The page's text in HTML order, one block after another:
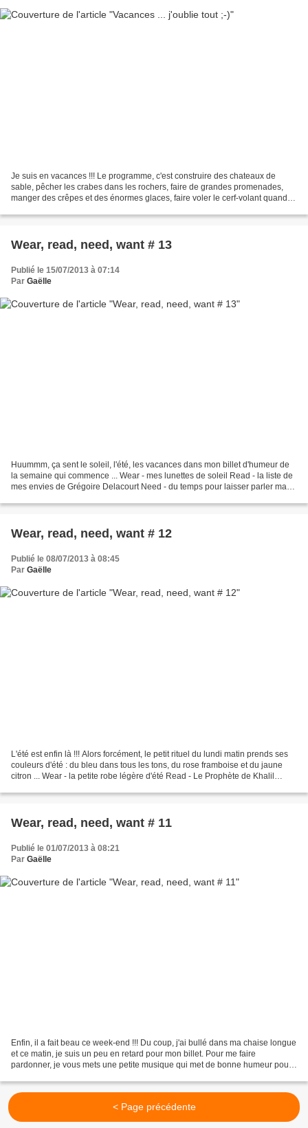
Je suis en vacances !!! Le programme, c'est construire des chateaux de
sable, pêcher les crabes dans les rochers, faire de grandes promenades,
manger des crêpes et des énormes glaces, faire voler le cerf-volant quand il
Wear, read, need, want # 13
Publié le 15/07/2013 à 07:14
Par Gaëlle
Huummm, ça sent le soleil, l'été, les vacances dans mon billet d'humeur de
la semaine qui commence ... Wear - mes lunettes de soleil Read - la liste de
mes envies de Grégoire Delacourt Need - du temps pour laisser parler ma
Wear, read, need, want # 12
Publié le 08/07/2013 à 08:45
Par Gaëlle
L'été est enfin là !!! Alors forcément, le petit rituel du lundi matin prends ses
couleurs d'été : du bleu dans tous les tons, du rose framboise et du jaune
citron ... Wear - la petite robe légère d'été Read - Le Prophète de Khalil
Wear, read, need, want # 11
Publié le 01/07/2013 à 08:21
Par Gaëlle
Enfin, il a fait beau ce week-end !!! Du coup, j'ai bullé dans ma chaise longue
et ce matin, je suis un peu en retard pour mon billet. Pour me faire
pardonner, je vous mets une petite musique qui met de bonne humeur pour
< Page précédente